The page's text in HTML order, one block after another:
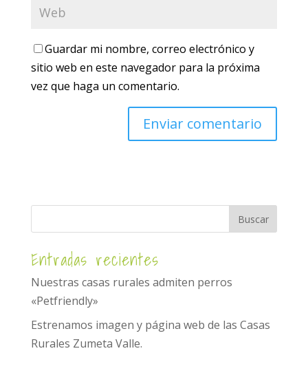
Guardar mi nombre, correo electrónico y
sitio web en este navegador para la próxima
vez que haga un comentario.
Entradas recientes
Nuestras casas rurales admiten perros
«Petfriendly»
Estrenamos imagen y página web de las Casas
Rurales Zumeta Valle.